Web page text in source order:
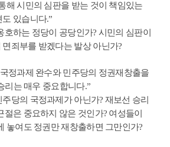
해 시민의 심판을 받는 것이 책임있는
있습니다.”
하는 정당이 공당인가? 시민의 심판이
죄부를 받겠다는 발상 아닌가?
정과제 완수와 민주당의 정권재창출을
리는 매우 중요합니다.”
당의 국정과제가 아닌가? 재보선 승리
절은 중요하지 않은 것인가? 여성들이
놓여도 정권만 재창출하면 그만인가?